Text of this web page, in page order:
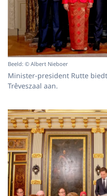
Beeld: © Albert Nieboer
Minister-president Rutte
Trêveszaal aan.